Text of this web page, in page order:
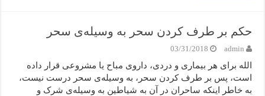
حکم بر طرف کردن سحر به وسیله‌ی سحر
admin
03/31/2018
الله برای هر بیماری و دردی، داروی مباح یا مشروعی قرار داده
است، پس بر طرف کردن سحر، به وسیله‌ی سحر درست نیست،
به خاطر اینکه ساحران در آن به شیاطین به وسیله‌ی شرک و